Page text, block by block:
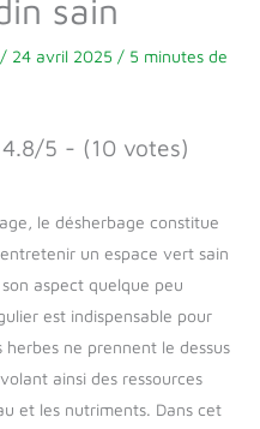
sain
/ 24 avril 2025 / 5 minutes de
4.8/5 - (10 votes)
le désherbage constitue
un espace vert sain
aspect quelque peu
est indispensable pour
ne prennent le dessus
ainsi des ressources
et les nutriments. Dans cet